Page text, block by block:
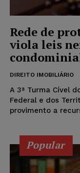
Rede de
viola leis
DIREITO IMOBILIÁRIO
A 3ª Turma Cível
Federal e dos
provimento a
Popular